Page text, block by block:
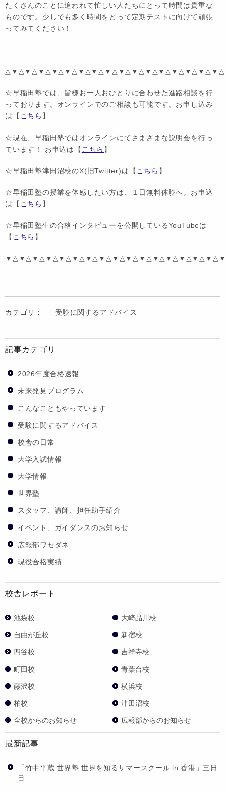
たくさんのことに追われて忙しい人たちにとって時間は貴重な
ものです。少しでも多く時間をとって定期テストに向けて頑張
ってみてください！
☆早稲田塾では、皆様お一人おひとりに合わせた進路相談を行
っております。オンラインでのご相談も可能です。お申し込み
は【 こちら 】
☆現在、早稲田塾ではオンラインにてさまざまな説明会を行っ
ています！ お申込は【 こちら 】
☆早稲田塾津田沼校のX(旧Twitter)は【 こちら 】
☆早稲田塾の授業を体感したい方は、１日無料体験へ。お申込
は【 こちら 】
☆早稲田塾生の合格インタビューを公開しているYouTubeは
【 こちら 】
カテゴリ： 受験に関するアドバイス
記事カテゴリ
2026年度合格速報
未来発見プログラム
こんなこともやっています
受験に関するアドバイス
校舎の日常
大学入試情報
大学情報
世界塾
スタッフ、講師、担任助手紹介
イベント、ガイダンスのお知らせ
広報部ワセダネ
現役合格実績
校舎レポート
池袋校 大崎品川校
自由が丘校 新宿校
四谷校 吉祥寺校
町田校 青葉台校
藤沢校 横浜校
柏校 津田沼校
全校からのお知らせ 広報部からのお知らせ
最新記事
「竹中平蔵 世界塾 世界を知るサマースクール in 香港」三日
目